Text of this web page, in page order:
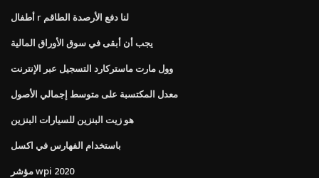
أطفال r لنا دفع الأرصدة الطاقم
يجب أن أبقى في سوق الأوراق المالية
وول مارت ماستركارد التسجيل عبر الإنترنت
معدل المكتسبة على متوسط ​​إجمالي الأصول
هو زيت البنزين للسيارات البنزين
باستخدام الفهارس في اكسل
مؤشر wpi 2020